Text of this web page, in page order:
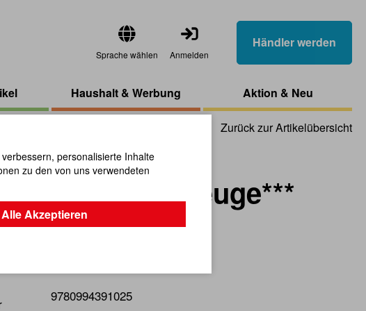
Sprache wählen Anmelden
Händler werden
Haushalt & Werbung Aktion & Neu
Zurück zur Artikelübersicht
Buch Flugzeuge***
- Spannende Infos!
9780994391025
personalisierte Inhalte
zu den von uns verwendeten
Alle Akzeptieren